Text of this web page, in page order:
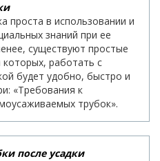
проста в использовании и
знаний при ее
существуют простые
работать с
будет удобно, быстро и
«Требования к
трубок».
после усадки